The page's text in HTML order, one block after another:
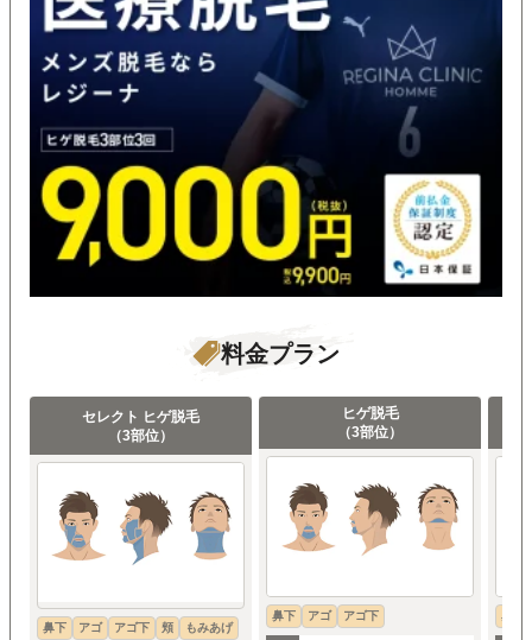
料金プラン
セレクト ヒゲ脱毛
（3部位）
鼻下 アゴ アゴ下 頬
もみあげ
ヒゲ脱毛
（3部位）
鼻下 アゴ アゴ下 鼻下